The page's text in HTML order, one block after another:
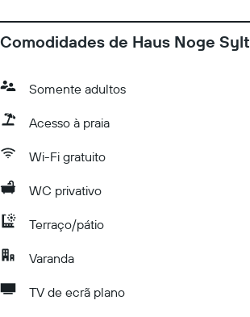
Comodidades de Haus Noge Sylt
Somente adultos
Acesso à praia
Wi-Fi gratuito
WC privativo
Terraço/pátio
Varanda
TV de ecrã plano